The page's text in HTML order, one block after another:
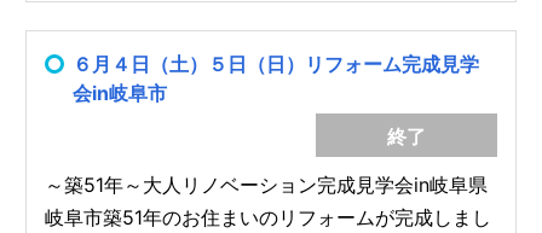
６月４日（土）５日（日）リフォーム完成見学
会in岐阜市
終了
～築51年～大人リノベーション完成見学会in岐阜県
岐阜市築51年のお住まいのリフォームが完成しまし